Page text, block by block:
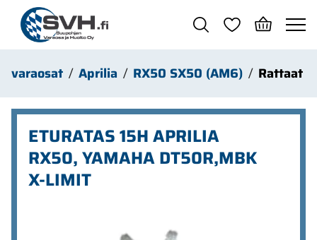
Siirry pääsisältöön
varaosat Aprilia RX50 SX50 (AM6) Rattaat
ETURATAS 15H APRILIA
RX50, YAMAHA DT50R,MBK
X-LIMIT